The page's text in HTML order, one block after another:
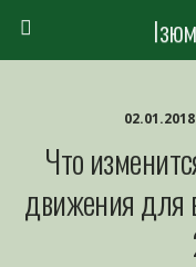
02.01.2018
Что
движения для